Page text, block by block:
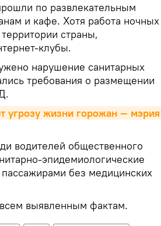
по развлекательным
и кафе. Хотя работа ночных
страны,
клубы.
нарушение санитарных
требования о размещении
угрозу жизни горожан — мэрия
водителей общественного
эпидемиологические
без медицинских
выявленным фактам.